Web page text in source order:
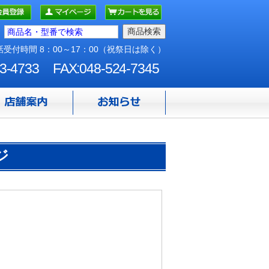
付時間 8：00～17：00（祝祭日は除く）
4733 FAX:048-524-7345